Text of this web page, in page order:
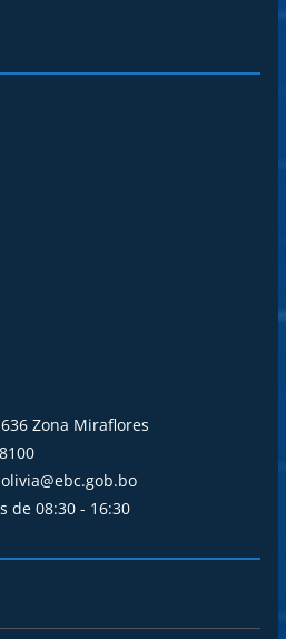
Zona Miraflores
de 08:30 - 16:30